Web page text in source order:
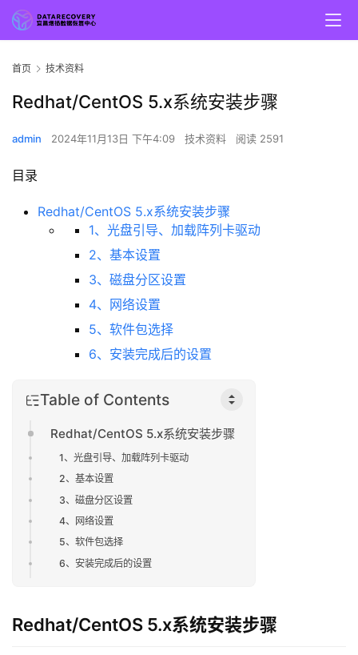
首页 技术资料
Redhat/CentOS 5.x系统安装步骤
admin 2024年11月13日 下午4:09 技术资料 阅读 2591
目录
Redhat/CentOS 5.x系统安装步骤
1、光盘引导、加载阵列卡驱动
2、基本设置
3、磁盘分区设置
4、网络设置
5、软件包选择
6、安装完成后的设置
Table of Contents
Redhat/CentOS 5.x系统安装步骤
1、光盘引导、加载阵列卡驱动
2、基本设置
3、磁盘分区设置
4、网络设置
5、软件包选择
6、安装完成后的设置
Redhat/CentOS 5.x系统安装步骤